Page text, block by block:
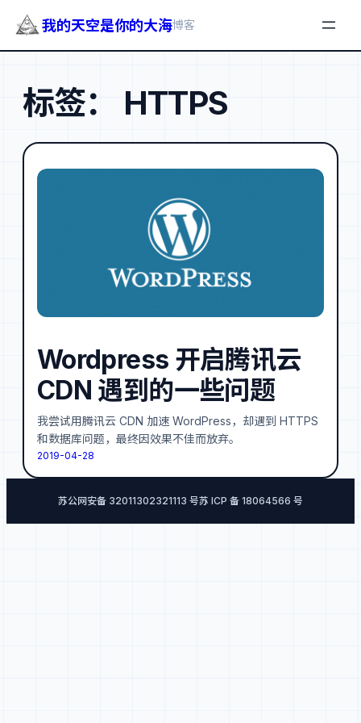
我的天空是你的大海博客
标签： HTTPS
Wordpress 开启腾讯云
CDN 遇到的一些问题
我尝试用腾讯云 CDN 加速 WordPress，却遇到 HTTPS
和数据库问题，最终因效果不佳而放弃。
2019-04-28
苏公网安备 32011302321113 号苏 ICP 备 18064566 号